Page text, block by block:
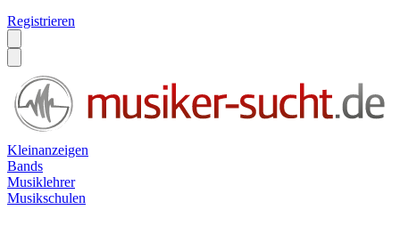
Registrieren
Kleinanzeigen
Bands
Musiklehrer
Musikschulen